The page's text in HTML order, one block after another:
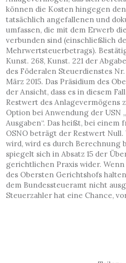
können die Kosten hingegen
tatsächlich angefallenen und
umfassen, die mit dem Erwerb
verbunden sind (einschließlich
Mehrwertsteuerbetrags).
Kunst. 268, Kunst. 221 der
des Föderalen Steuerdienstes
März 2015. Das Präsidium des
der Ansicht, dass es in diesem
Restwert des Anlagevermögens
Option bei Anwendung der USN
Ausgaben“. Das heißt, bei
OSNO beträgt der Restwert
wird, wird es durch Berechnung
spiegelt sich in Absatz 15 der
gerichtlichen Praxis wider.
des Obersten Gerichtshofs
dem Bundessteueramt nicht
Steuerzahler hat eine Chance,